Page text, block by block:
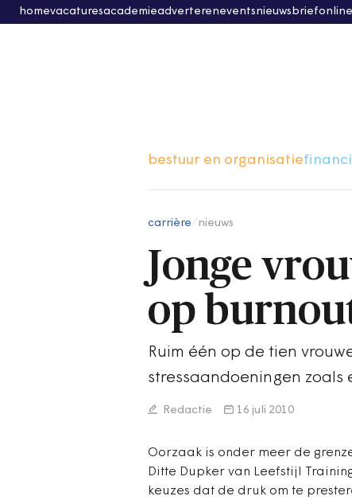
homevacaturesacademieadvertereneventsnieuwsbrief
bestuur en organisatie
carrière nieuws
Jonge
op
Ruim één op de tien
stressaandoeningen
Redactie 16 juli 2010
Oorzaak is onder meer de
Ditte Dupker van Leefstijl
keuzes dat de druk om te